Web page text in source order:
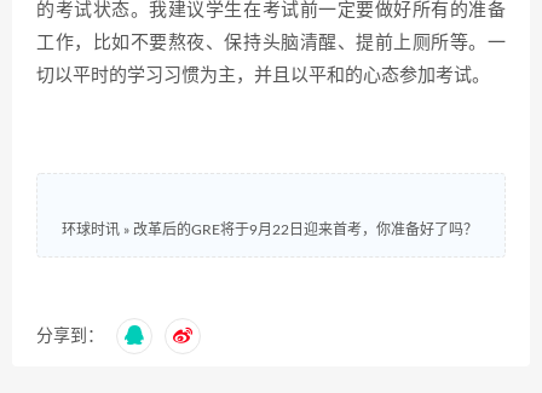
的考试状态。我建议学生在考试前一定要做好所有的准备
工作，比如不要熬夜、保持头脑清醒、提前上厕所等。一
切以平时的学习习惯为主，并且以平和的心态参加考试。
环球时讯 » 改革后的GRE将于9月22日迎来首考，你准备好了吗？
分享到：